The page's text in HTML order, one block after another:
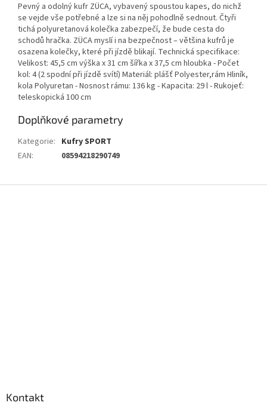
Pevný a odolný kufr ZÜCA, vybavený spoustou kapes, do nichž
se vejde vše potřebné a lze si na něj pohodlně sednout. Čtyři
tichá polyuretanová kolečka zabezpečí, že bude cesta do
schodů hračka. ZÜCA myslí i na bezpečnost – většina kufrů je
osazena kolečky, které při jízdě blikají. Technická specifikace:
Velikost: 45,5 cm výška x 31 cm šířka x 37,5 cm hloubka - Počet
kol: 4 (2 spodní při jízdě svítí) Materiál: plášť Polyester,rám Hliník,
kola Polyuretan - Nosnost rámu: 136 kg - Kapacita: 29 l - Rukojeť:
teleskopická 100 cm
Doplňkové parametry
Kategorie: Kufry SPORT
EAN: 08594218290749
Kontakt